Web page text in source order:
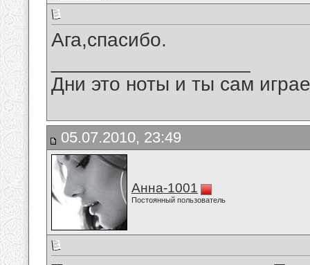
Ага,спасибо.
Дни это ноты и ты сам
05.07.2010, 23:49
Анна-1001
Постоянный пользователь